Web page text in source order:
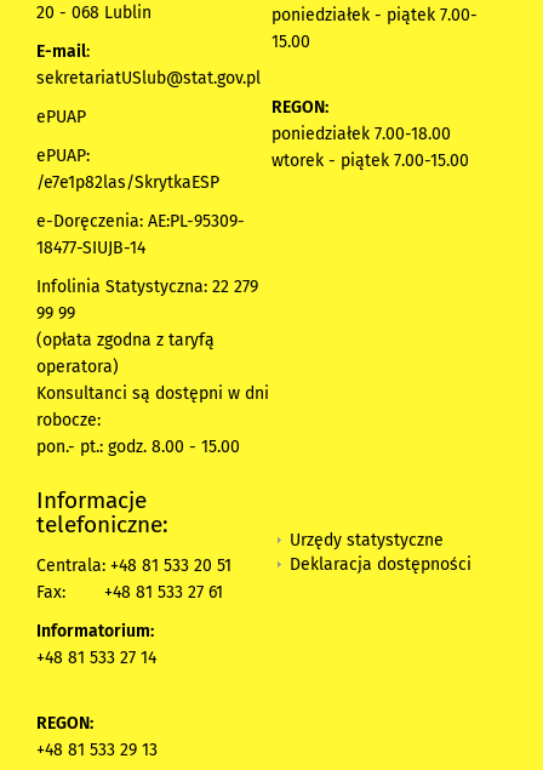
20 - 068 Lublin
E-mail:
sekretariatUSlub@stat.gov.pl
ePUAP
ePUAP:
/e7e1p82las/SkrytkaESP
e-Doręczenia: AE:PL-95309-
18477-SIUJB-14
Infolinia Statystyczna: 22 279
99 99
(opłata zgodna z taryfą
operatora)
Konsultanci są dostępni w dni
robocze:
pon.- pt.: godz. 8.00 - 15.00
poniedziałek - piątek 7.00-
15.00
REGON:
poniedziałek 7.00-18.00
wtorek - piątek 7.00-15.00
Informacje
telefoniczne:
Centrala: +48 81 533 20 51
Fax:
+48 81 533 27 61
Informatorium:
+48 81 533 27 14
REGON:
+48 81 533 29 13
Urzędy statystyczne
Deklaracja dostępności